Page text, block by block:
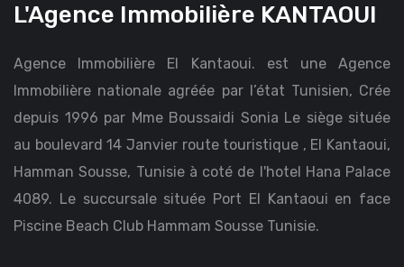
L'Agence Immobilière KANTAOUI
Agence Immobilière El Kantaoui. est une Agence
Immobilière nationale agréée par l’état Tunisien, Crée
depuis 1996 par Mme Boussaidi Sonia Le siège située
au boulevard 14 Janvier route touristique , El Kantaoui,
Hamman Sousse, Tunisie à coté de l'hotel Hana Palace
4089. Le succursale située Port El Kantaoui en face
Piscine Beach Club Hammam Sousse Tunisie.